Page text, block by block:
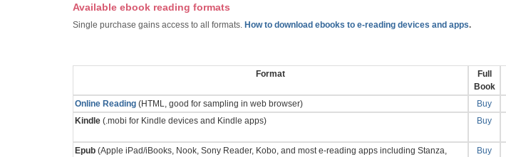
Available ebook reading formats
Single purchase gains access to all formats. How to download ebooks to e-reading devices and apps.
Format
Full
Book
Online Reading (HTML, good for sampling in web browser) Buy
Kindle (.mobi for Kindle devices and Kindle apps) Buy
Epub (Apple iPad/iBooks, Nook, Sony Reader, Kobo, and most e-reading apps including Stanza,
Buy